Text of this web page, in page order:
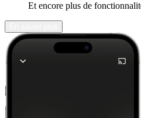
Et encore plus de